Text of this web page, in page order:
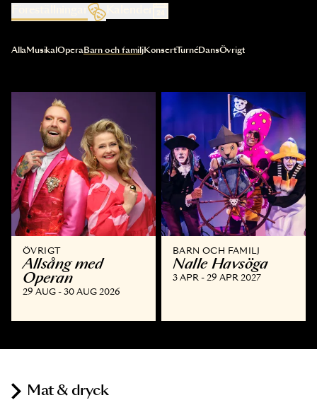
Kalender
Val av kategori uppdaterar innehållet automatiskt
AllaMusikal OperaBarn och familjKonsertTurnéDansÖvrigt
ÖVRIGT
Allsång med
Operan
29 AUG - 30 AUG 2026
BARN OCH FAMILJ
Nalle Havsöga
3 APR - 29 APR 2027
Mat & dryck